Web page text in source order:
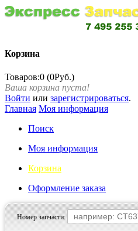
Корзина
Товаров:0 (0Руб.)
Ваша корзина пуста!
Войти или зарегистрироваться.
Главная Моя информация
Поиск
Моя информация
Корзина
Оформление заказа
Номер запчасти: